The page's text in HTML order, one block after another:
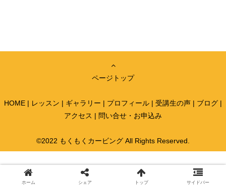
ページトップ
HOME | レッスン | ギャラリー | プロフィール | 受講生の声 | ブログ |
アクセス | 問い合せ・お申込み
©2022 もくもくカービング All Rights Reserved.
ホーム シェア トップ サイドバー